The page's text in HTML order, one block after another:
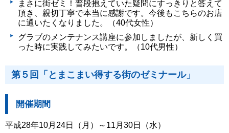
まさに街ゼミ！普段抱えていた疑問にすっきりと答えて
頂き、親切丁寧で本当に感謝です。今後もこちらのお店
に通いたくなりました。（40代女性）
グラブのメンテナンス講座に参加しましたが、新しく買
った時に実践してみたいです。（10代男性）
第５回「とまこまい得する街のゼミナール」
開催期間
平成28年10月24日（月）～11月30日（水）